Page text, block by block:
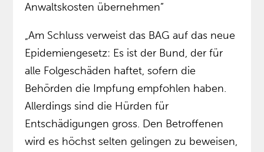
Anwaltskosten übernehmen”
„Am Schluss verweist das BAG auf das neue
Epidemiengesetz: Es ist der Bund, der für
alle Folgeschäden haftet, sofern die
Behörden die Impfung empfohlen haben.
Allerdings sind die Hürden für
Entschädigungen gross. Den Betroffenen
wird es höchst selten gelingen zu beweisen,